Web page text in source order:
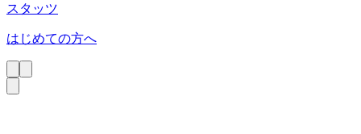
スタッツ
はじめての方へ